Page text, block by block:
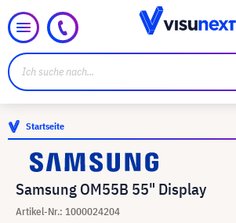
Startseite
Samsung OM55B 55" Display
Artikel-Nr.: 1000024204